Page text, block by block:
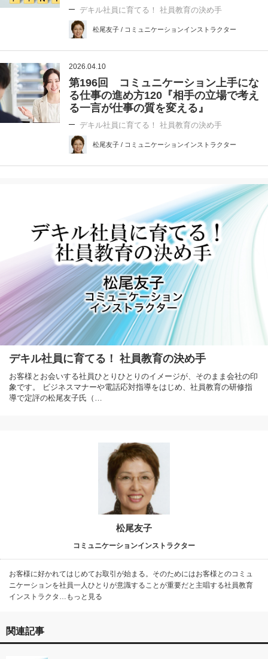
デキル社員に育てる！ 社員教育の決め手
松尾友子 / コミュニケーションインストラクター
2026.04.10
第196回 コミュニケーション上手にな
る仕事の進め方120『相手の立場で考え
る一言が仕事の質を変える』
デキル社員に育てる！ 社員教育の決め手
松尾友子 / コミュニケーションインストラクター
デキル社員に育てる！ 社員教育の決め手
お客様とお会いする社員ひとりひとりのイメージが、そのまま会社の印
象です。 ビジネスマナーや電話応対指導をはじめ、社員教育の研修指
導で定評の松尾友子氏（…
松尾友子
コミュニケーションインストラクター
お客様に好かれてはじめてお取引が始まる。そのためにはお客様とのコミュ
ニケーションを社員一人ひとりが意識することが重要だと主唱する社員教育
インストラクタ…もっと見る
関連記事